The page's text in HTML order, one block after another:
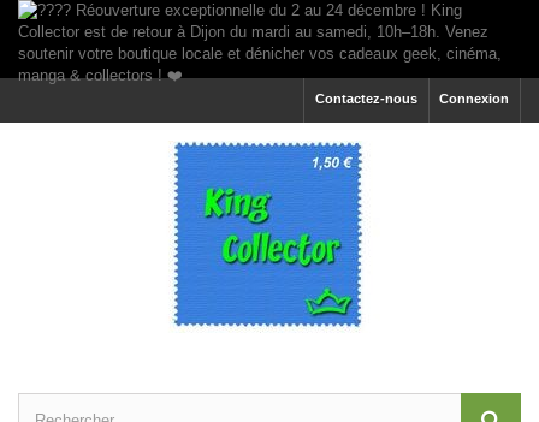
Connexion
Contactez-nous